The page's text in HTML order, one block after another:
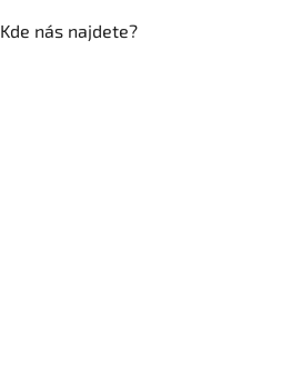
Kde nás najdete?